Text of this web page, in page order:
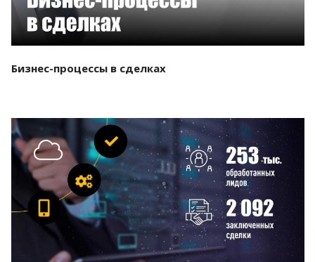
Бизнес-процессы в сделках
Смотреть проект